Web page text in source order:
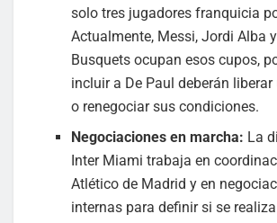
solo tres jugadores franquicia
Actualmente, Messi, Jordi Alba
Busquets ocupan esos cupos,
incluir a De Paul deberán
o renegociar sus condiciones.
Negociaciones en marcha: La
Inter Miami trabaja en
Atlético de Madrid y en
internas para definir si se